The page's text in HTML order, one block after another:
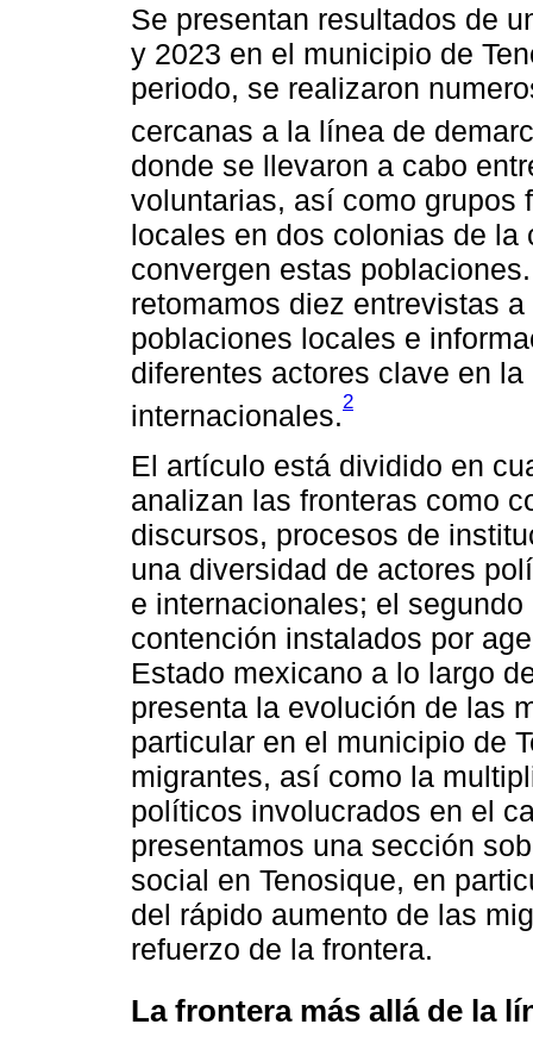
Se presentan resultados de
y 2023 en el municipio de
periodo, se realizaron
cercanas a la línea de
donde se llevaron a cabo
voluntarias, así como grupos
locales en dos colonias de
convergen estas
retomamos diez entrevistas
poblaciones locales e
diferentes actores clave en
internacionales.2
El artículo está dividido en
analizan las fronteras como
discursos, procesos de
una diversidad de actores
e internacionales; el
contención instalados por
Estado mexicano a lo largo
presenta la evolución de las
particular en el municipio de
migrantes, así como la
políticos involucrados en el
presentamos una sección
social en Tenosique, en
del rápido aumento de las
refuerzo de la frontera.
La frontera más allá de la